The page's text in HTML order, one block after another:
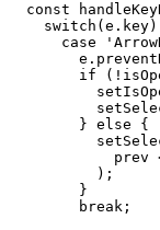
  const
    switch
      case
        e.
        if
( !
        }
else {
            prev
          );
        }
        break
;